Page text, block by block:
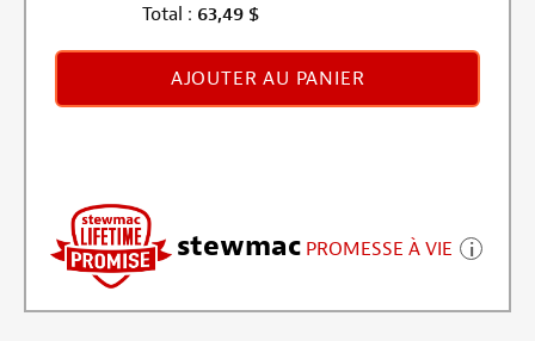
Total : 63,49 $
AJOUTER AU PANIER
stewmac PROMESSE À VIE